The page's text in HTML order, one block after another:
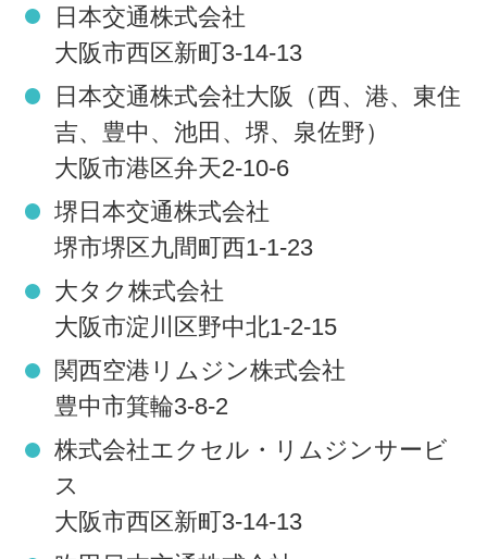
日本交通株式会社
大阪市西区新町3‐14‐13
日本交通株式会社大阪（西、港、東住
吉、豊中、池田、堺、泉佐野）
大阪市港区弁天2‐10‐6
堺日本交通株式会社
堺市堺区九間町西1‐1‐23
大タク株式会社
大阪市淀川区野中北1‐2‐15
関西空港リムジン株式会社
豊中市箕輪3‐8‐2
株式会社エクセル・リムジンサービ
ス
大阪市西区新町3‐14‐13